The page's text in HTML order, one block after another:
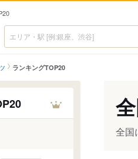
べログ
ランキングTOP20
全国